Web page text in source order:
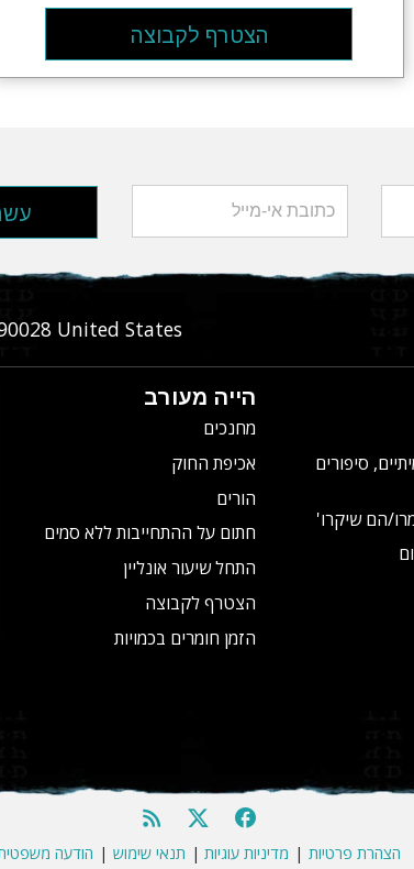
הצטרף לקבוצה
United States
סיפורים
הם שיקרו'
הייה מעורב
מחנכים
אכיפת החוק
הורים
חתום על ההתחייבות ללא סמים
התחל שיעור אונליין
הצטרף לקבוצה
הזמן חומרים בכמויות
הצהרת פרטיות | מדיניות עוגיות | תנאי שימוש | הודעה